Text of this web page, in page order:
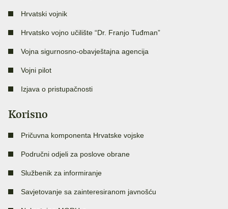
Hrvatski vojnik
Hrvatsko vojno učilište “Dr. Franjo Tuđman”
Vojna sigurnosno-obavještajna agencija
Vojni pilot
Izjava o pristupačnosti
Korisno
Pričuvna komponenta Hrvatske vojske
Područni odjeli za poslove obrane
Službenik za informiranje
Savjetovanje sa zainteresiranom javnošću